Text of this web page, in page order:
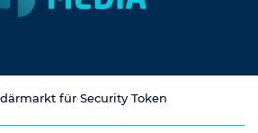
für Security Token